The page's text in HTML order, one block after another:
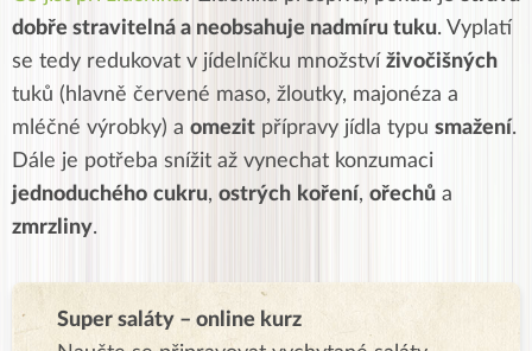
dobře stravitelná a neobsahuje nadmíru tuku. Vyplatí
se tedy redukovat v jídelníčku množství živočišných
tuků (hlavně červené maso, žloutky, majonéza a
mléčné výrobky) a omezit přípravy jídla typu smažení.
Dále je potřeba snížit až vynechat konzumaci
jednoduchého cukru, ostrých koření, ořechů a
zmrzliny.
Super saláty – online kurz